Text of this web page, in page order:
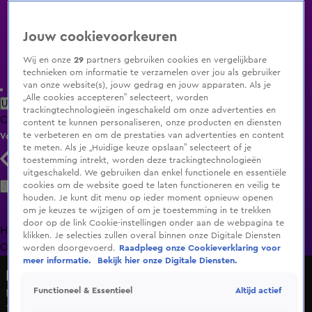
Uitzending Gemist Populaire programma's Zenders Genres
ClipsFilmsRadioSmart TV inlogShop
Volg KIJK
Zoeken
HomeUitzending Gemist Programma's De Bondgenoten
OranjezomerLivestreamsShop
Martin heeft het totaalpakket!
12 apr 2021, 21:28
Jouw cookievoorkeuren
Wij en onze29 partners gebruiken cookies en vergelijkbare
technieken om informatie te verzamelen over jou als gebruiker
van onze website(s), jouw gedrag en jouw apparaten. Als je
„Alle cookies accepteren” selecteert, worden
trackingtechnologieën ingeschakeld om onze advertenties en
content te kunnen personaliseren, onze producten en diensten
te verbeteren en om de prestaties van advertenties en content
te meten. Als je „Huidige keuze opslaan” selecteert of je
toestemming intrekt, worden deze trackingtechnologieën
uitgeschakeld. We gebruiken dan enkel functionele en essentiële
cookies om de website goed te laten functioneren en veilig te
houden. Je kunt dit menu op ieder moment opnieuw openen
om je keuzes te wijzigen of om je toestemming in te trekken
door op de link Cookie-instellingen onder aan de webpagina te
klikken. Je selecties zullen overal binnen onze Digitale Diensten
worden doorgevoerd.
Raadpleeg onze Cookieverklaring voor
meer informatie.
Bekijk hier onze Digitale Diensten.
Functioneel & Essentieel Altijd actief